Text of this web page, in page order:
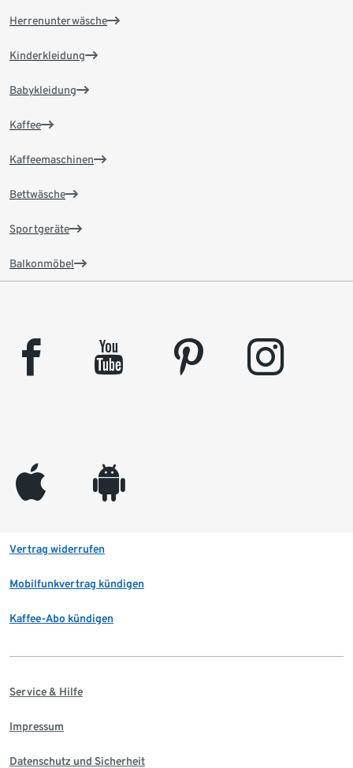
Herrenunterwäsche
Kinderkleidung
Babykleidung
Kaffee
Kaffeemaschinen
Bettwäsche
Sportgeräte
Balkonmöbel
facebook youtube pinterest instagram
appleinc android
Vertrag widerrufen
Mobilfunkvertrag kündigen
Kaffee-Abo kündigen
Service & Hilfe
Impressum
Datenschutz und Sicherheit